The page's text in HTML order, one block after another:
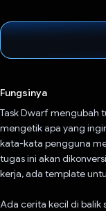
Fungsinya
Task Dwarf mengubah
mengetik apa yang
kata-kata pengguna
tugas ini akan
kerja, ada template
Ada cerita kecil di balik